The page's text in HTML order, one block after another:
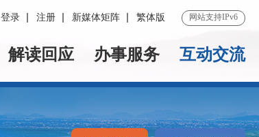
登录 注册 新媒体矩阵 繁体版 网站支持IPv6
解读回应 办事服务 互动交流